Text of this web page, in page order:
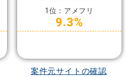
1位：アメフリ
9.3%
案件元サイトの確認